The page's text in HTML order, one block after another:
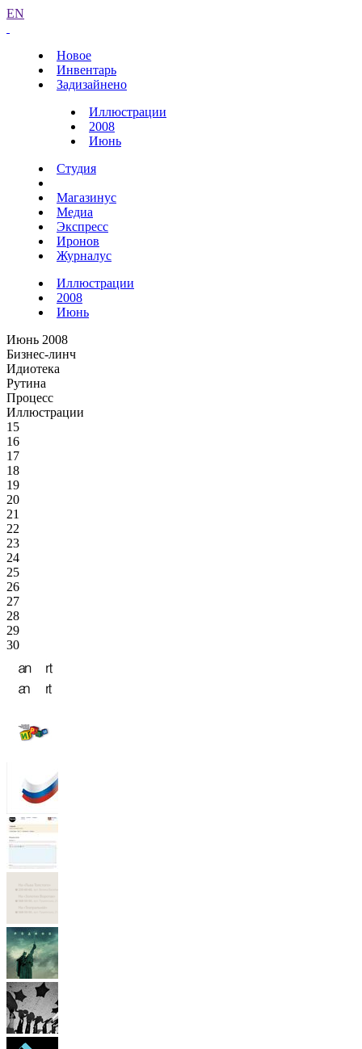
EN
Новое
Инвентарь
Задизайнено
Иллюстрации
2008
Июнь
Студия
Магазинус
Медиа
Экспресс
Иронов
Журналус
Иллюстрации
2008
Июнь
Июнь 2008
Бизнес-линч
Идиотека
Рутина
Процесс
Иллюстрации
15
16
17
18
19
20
21
22
23
24
25
26
27
28
29
30